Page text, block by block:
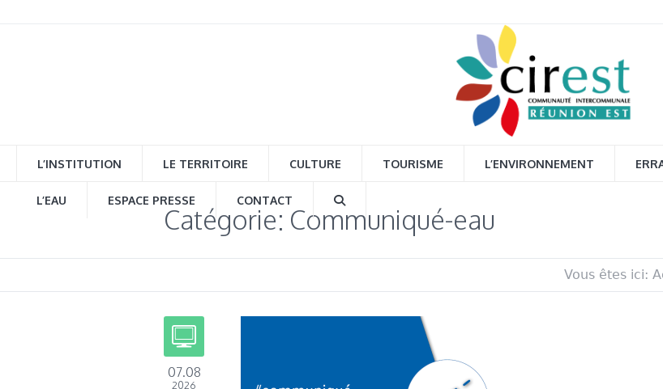
L’INSTITUTION LE TERRITOIRE CULTURE TOURISME L’ENVIRONNEMENT
L’EAU ESPACE PRESSE CONTACT
Catégorie: Communiqué-eau
Vous êtes ici:
07.08
2026